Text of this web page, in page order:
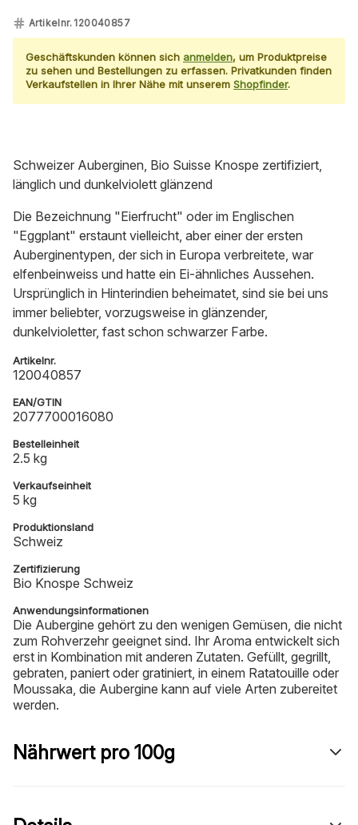
Artikelnr. 120040857
Geschäftskunden können sich anmelden, um Produktpreise
zu sehen und Bestellungen zu erfassen. Privatkunden finden
Verkaufstellen in Ihrer Nähe mit unserem Shopfinder.
Schweizer Auberginen, Bio Suisse Knospe zertifiziert,
länglich und dunkelviolett glänzend
Die Bezeichnung "Eierfrucht" oder im Englischen
"Eggplant" erstaunt vielleicht, aber einer der ersten
Auberginentypen, der sich in Europa verbreitete, war
elfenbeinweiss und hatte ein Ei-ähnliches Aussehen.
Ursprünglich in Hinterindien beheimatet, sind sie bei uns
immer beliebter, vorzugsweise in glänzender,
dunkelvioletter, fast schon schwarzer Farbe.
Artikelnr.
120040857
EAN/GTIN
2077700016080
Bestelleinheit
2.5 kg
Verkaufseinheit
5 kg
Produktionsland
Schweiz
Zertifizierung
Bio Knospe Schweiz
Anwendungsinformationen
Die Aubergine gehört zu den wenigen Gemüsen, die nicht
zum Rohverzehr geeignet sind. Ihr Aroma entwickelt sich
erst in Kombination mit anderen Zutaten. Gefüllt, gegrillt,
gebraten, paniert oder gratiniert, in einem Ratatouille oder
Moussaka, die Aubergine kann auf viele Arten zubereitet
werden.
Nährwert pro 100g